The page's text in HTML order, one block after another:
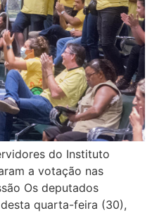
do Instituto
a votação nas
Os deputados
quarta-feira (30),